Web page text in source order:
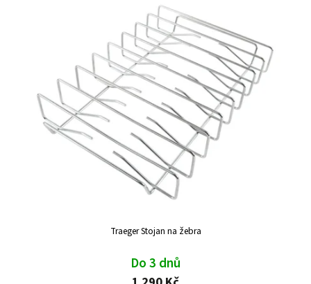
Traeger Stojan na žebra
Do 3 dnů